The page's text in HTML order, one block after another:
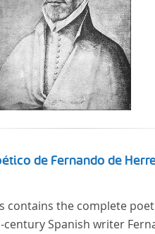
de Fernando de
contains the complete
century Spanish writer